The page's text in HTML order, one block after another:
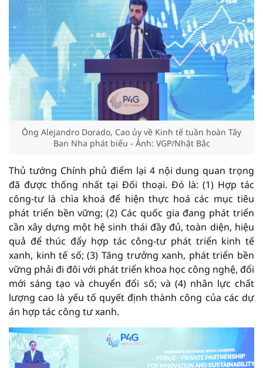
Ông Alejandro Dorado, Cao ủy về Kinh tế tuần hoàn Tây
Ban Nha phát biểu - Ảnh: VGP/Nhật Bắc
Thủ tướng Chính phủ điểm lại 4 nội dung quan trọng
đã được thống nhất tại Đối thoại. Đó là: (1) Hợp tác
công-tư là chìa khoá để hiện thực hoá các mục tiêu
phát triển bền vững; (2) Các quốc gia đang phát triển
cần xây dựng một hệ sinh thái đầy đủ, toàn diện, hiệu
quả để thúc đẩy hợp tác công-tư phát triển kinh tế
xanh, kinh tế số; (3) Tăng trưởng xanh, phát triển bền
vững phải đi đôi với phát triển khoa học công nghệ, đổi
mới sáng tạo và chuyển đổi số; và (4) nhân lực chất
lượng cao là yếu tố quyết định thành công của các dự
án hợp tác công tư xanh.